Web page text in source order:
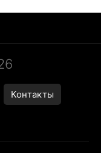
в океанариуме
Контакты